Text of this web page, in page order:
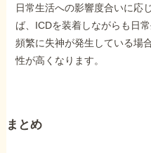
日常生活への影響度合いに応
ば、ICDを装着しながらも日
頻繁に失神が発生している場
性が高くなります。
まとめ